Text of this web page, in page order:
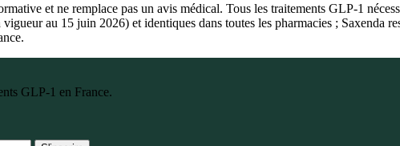
et ne remplace pas un avis médical. Tous les traitements GLP-1
au 15 juin 2026) et identiques dans toutes les pharmacies ;
GLP-1 en France.